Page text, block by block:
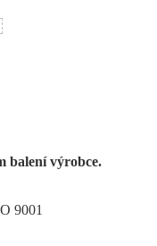
balení výrobce.
9001